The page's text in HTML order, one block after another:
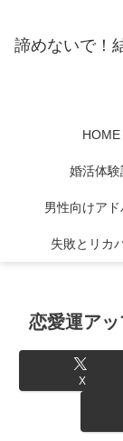
諦めないで！
HOME
婚活体験
男性向けアド
失敗とリカ
恋愛運ア
X